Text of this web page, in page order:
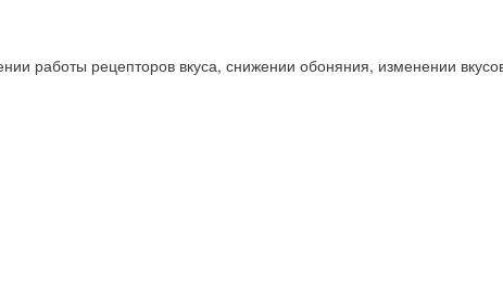
работы рецепторов вкуса, снижении обоняния, изменении